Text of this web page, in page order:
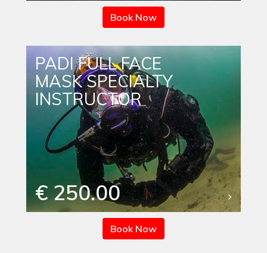
Book Now
PADI FULL FACE
MASK SPECIALTY
INSTRUCTOR
€ 250.00
Book Now